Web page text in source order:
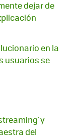
dejar de
en la
usuarios se
y
del